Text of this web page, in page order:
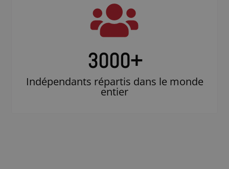
3000+
Indépendants répartis dans le monde
entier